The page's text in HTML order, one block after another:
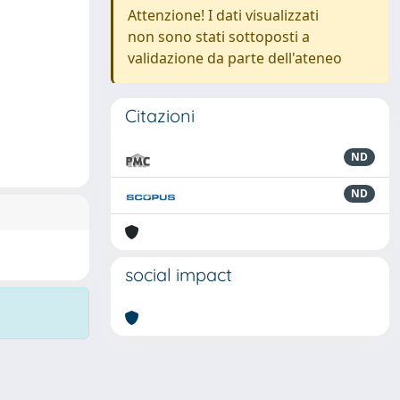
Attenzione! I dati visualizzati
non sono stati sottoposti a
validazione da parte dell'ateneo
Citazioni
ND
ND
social impact